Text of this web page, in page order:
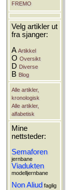
FREMO
Velg artikler ut
fra sjanger:
AArtikkel
OOversikt
D Diverse
B Blog
Alle artikler,
kronologisk
Alle artikler,
alfabetisk
Mine
nettsteder:
Semaforen
jernbane
Viadukten
modelljernbane
Non Aliud faglig